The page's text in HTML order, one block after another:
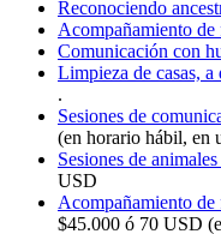
Reconociendo
Acompañamiento
Comunicación con
Limpieza de casas, a
.
Sesiones de
(en horario hábil, en
Sesiones de
USD
Acompañamiento
$45.000 ó 70 USD